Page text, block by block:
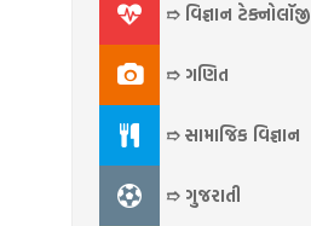
➱ વિજ્ઞાન ટેક્નોલૉજી
➱ ગણિત
➱ સામાજિક વિજ્ઞાન
➱ ગુજરાતી